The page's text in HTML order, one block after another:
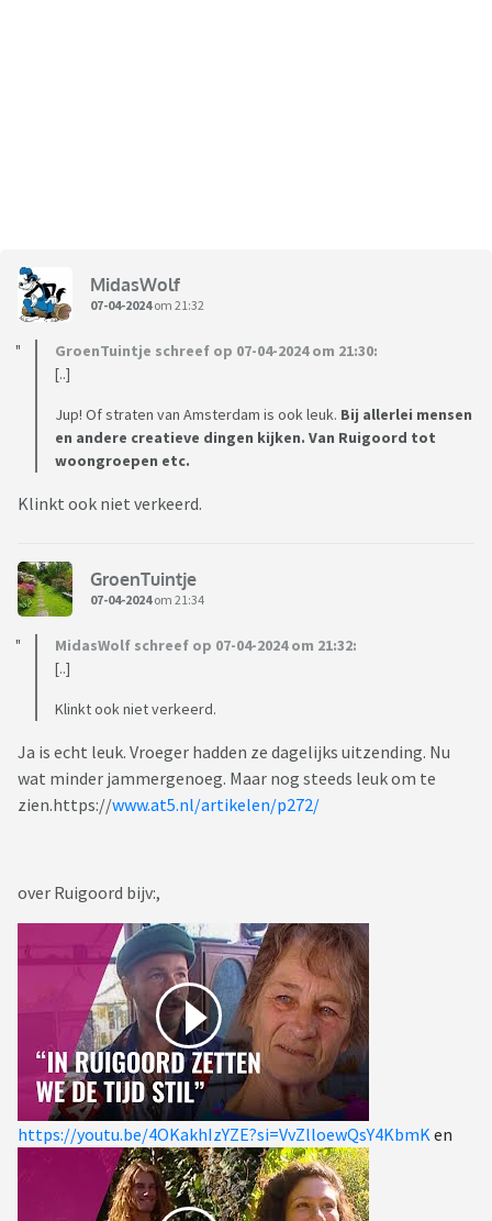
MidasWolf
07-04-2024om 21:32
GroenTuintje schreef op 07-04-2024 om 21:30:
[..]
Jup! Of straten van Amsterdam is ook leuk. Bij allerlei mensen
en andere creatieve dingen kijken. Van Ruigoord tot
woongroepen etc.
Klinkt ook niet verkeerd.
GroenTuintje
07-04-2024om 21:34
MidasWolf schreef op 07-04-2024 om 21:32:
[..]
Klinkt ook niet verkeerd.
Ja is echt leuk. Vroeger hadden ze dagelijks uitzending. Nu
wat minder jammergenoeg. Maar nog steeds leuk om te
zien.https://www.at5.nl/artikelen/p272/
over Ruigoord bijv:,
https://youtu.be/4OKakhIzYZE?si=VvZlloewQsY4KbmKen